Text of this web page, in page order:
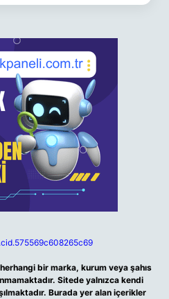
bir marka, kurum veya şahıs
Sitede yalnızca kendi
Burada yer alan içerikler